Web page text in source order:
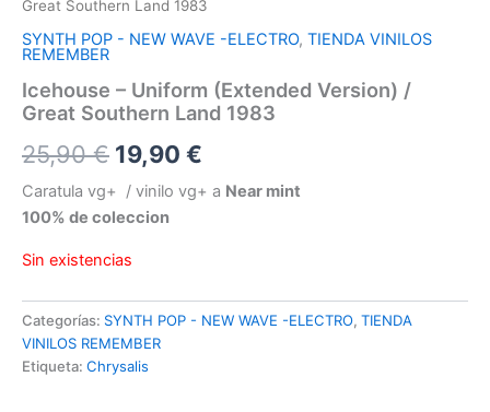
Great Southern Land 1983
SYNTH POP - NEW WAVE -ELECTRO, TIENDA VINILOS
REMEMBER
Icehouse – Uniform (Extended Version) /
Great Southern Land 1983
25,90€ El
precio
original
era:
25,90 €.
19,90 €
precio
19,90 €.
Caratula vg+ / vinilo vg+ a Near mint
100% de coleccion
Sin existencias
Categorías: SYNTH POP - NEW WAVE -ELECTRO, TIENDA
VINILOS REMEMBER
Etiqueta: Chrysalis